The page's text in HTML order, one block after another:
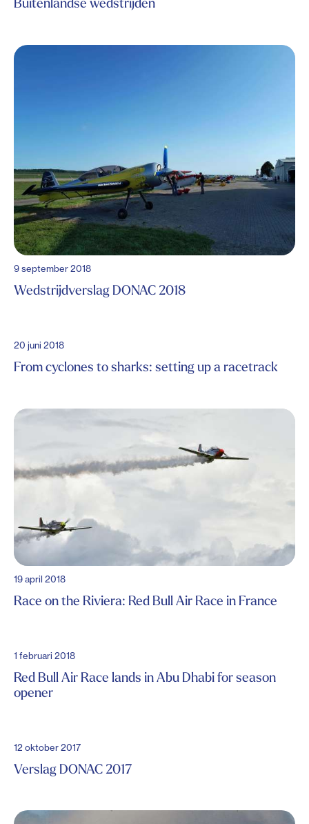
9 september 2018
Wedstrijdverslag DONAC 2018
20 juni 2018
From cyclones to sharks: setting up a racetrack
19 april 2018
Race on the Riviera: Red Bull Air Race in France
1 februari 2018
Red Bull Air Race lands in Abu Dhabi for season
opener
12 oktober 2017
Verslag DONAC 2017